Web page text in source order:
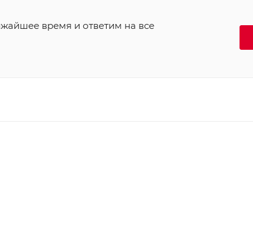
время и ответим на все